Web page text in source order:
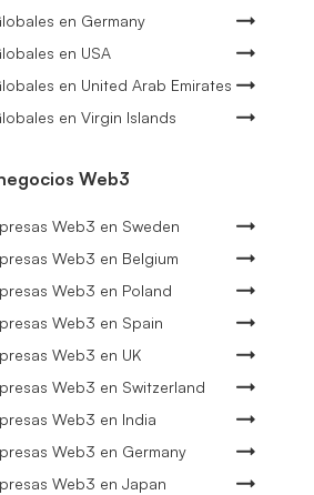
en Germany
en USA
en United Arab Emirates
en Virgin Islands
Web3
Web3 en Sweden
Web3 en Belgium
Web3 en Poland
Web3 en Spain
Web3 en UK
Web3 en Switzerland
Web3 en India
Web3 en Germany
Web3 en Japan